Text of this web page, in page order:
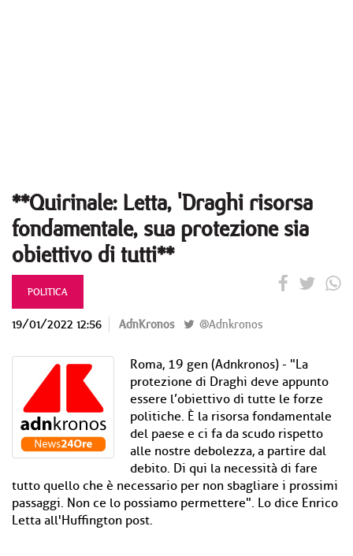
**Quirinale: Letta, 'Draghi risorsa
fondamentale, sua protezione sia
obiettivo di tutti**
POLITICA
19/01/2022 12:56 AdnKronos @Adnkronos
Roma, 19 gen (Adnkronos) - "La
protezione di Draghi deve appunto
essere l’obiettivo di tutte le forze
politiche. È la risorsa fondamentale
del paese e ci fa da scudo rispetto
alle nostre debolezza, a partire dal
debito. Di qui la necessità di fare
tutto quello che è necessario per non sbagliare i prossimi
passaggi. Non ce lo possiamo permettere". Lo dice Enrico
Letta all'Huffington post.